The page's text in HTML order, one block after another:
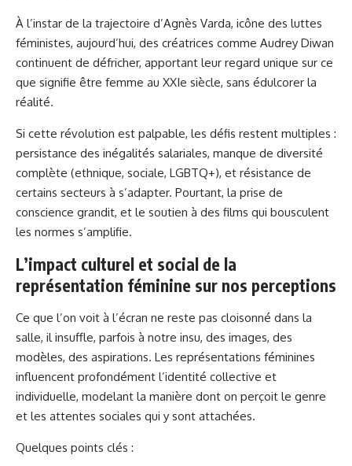
À l’instar de la trajectoire d’Agnès Varda, icône des luttes
féministes, aujourd’hui, des créatrices comme Audrey Diwan
continuent de défricher, apportant leur regard unique sur ce
que signifie être femme au XXIe siècle, sans édulcorer la
réalité.
Si cette révolution est palpable, les défis restent multiples :
persistance des inégalités salariales, manque de diversité
complète (ethnique, sociale, LGBTQ+), et résistance de
certains secteurs à s’adapter. Pourtant, la prise de
conscience grandit, et le soutien à des films qui bousculent
les normes s’amplifie.
L’impact culturel et social de la
représentation féminine sur nos perceptions
Ce que l’on voit à l’écran ne reste pas cloisonné dans la
salle, il insuffle, parfois à notre insu, des images, des
modèles, des aspirations. Les représentations féminines
influencent profondément l’identité collective et
individuelle, modelant la manière dont on perçoit le genre
et les attentes sociales qui y sont attachées.
Quelques points clés :